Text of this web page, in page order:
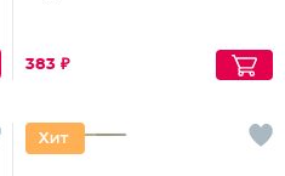
383 ₽